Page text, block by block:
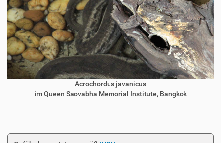
Acrochordus javanicus
im Queen Saovabha Memorial Institute, Bangkok